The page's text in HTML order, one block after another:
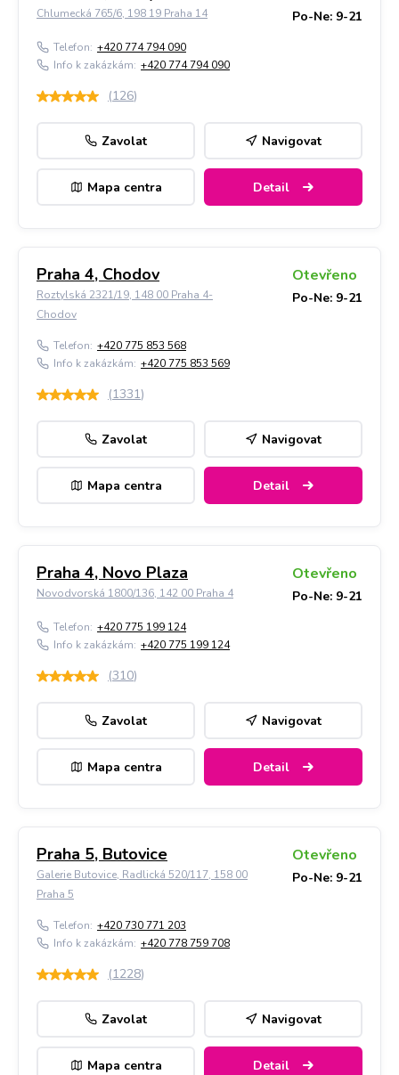
Chlumecká 765/6, 198 19 Praha 14 Po-Ne: 9-21
Telefon: +420 774 794 090
Info k zakázkám: +420 774 794 090
(126)
Zavolat Navigovat
Mapa centra Detail
Praha 4, Chodov
Roztylská 2321/19, 148 00 Praha 4-
Chodov
Otevřeno
Po-Ne: 9-21
Telefon: +420 775 853 568
Info k zakázkám: +420 775 853 569
(1331)
Zavolat Navigovat
Mapa centra Detail
Praha 4, Novo Plaza
Novodvorská 1800/136, 142 00 Praha 4
Otevřeno
Po-Ne: 9-21
Telefon: +420 775 199 124
Info k zakázkám: +420 775 199 124
(310)
Zavolat Navigovat
Mapa centra Detail
Praha 5, Butovice
Galerie Butovice, Radlická 520/117, 158 00
Praha 5
Otevřeno
Po-Ne: 9-21
Telefon: +420 730 771 203
Info k zakázkám: +420 778 759 708
(1228)
Zavolat Navigovat
Mapa centra Detail